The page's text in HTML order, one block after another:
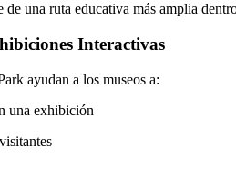
una ruta educativa más amplia
Interactivas
ayudan a los museos a:
una exhibición